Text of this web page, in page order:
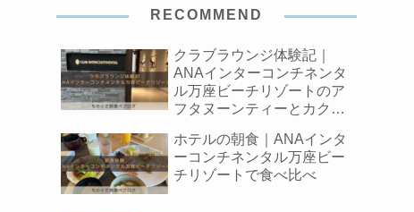
RECOMMEND
クラブラウンジ体験記｜
ANAインターコンチネンタ
ル万座ビーチリゾートのア
フタヌーンティーとカクテ
ホテルの朝食｜ANAインタ
ーコンチネンタル万座ビー
チリゾートで食べ比べ